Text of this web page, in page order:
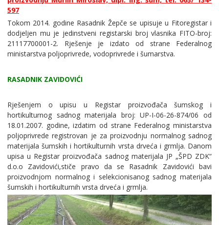
597
Tokom 2014. godine Rasadnik Žepče se upisuje u Fitoregistar i
dodjeljen mu je jedinstveni registarski broj vlasnika FITO-broj:
21117700001-2. Rješenje je izdato od strane Federalnog
ministarstva poljoprivrede, vodoprivrede i šumarstva.
RASADNIK ZAVIDOVIĆI
Rješenjem o upisu u Registar proizvođača šumskog i
hortikulturnog sadnog materijala broj: UP-I-06-26-874/06 od
18.01.2007. godine, izdatim od strane Federalnog ministarstva
poljoprivrede registrovan je za proizvodnju normalnog sadnog
materijala šumskih i hortikulturnih vrsta drveća i grmlja. Danom
upisa u Registar proizvođača sadnog materijala JP „ŠPD ZDK“
d.o.o Zavidovići,stiče pravo da se Rasadnik Zavidovići bavi
proizvodnjom normalnog i selekcionisanog sadnog materijala
šumskih i hortikulturnih vrsta drveća i grmlja.